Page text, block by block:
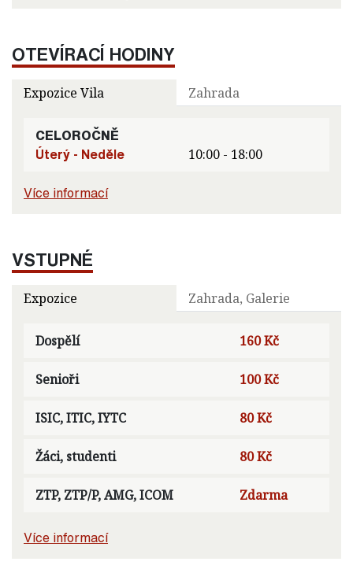
OTEVÍRACÍ HODINY
Expozice Vila Zahrada
CELOROČNĚ
Úterý - Neděle
10:00 - 18:00
Více informací
VSTUPNÉ
Expozice Zahrada, Galerie
Dospělí 160 Kč
Senioři 100 Kč
ISIC, ITIC, IYTC 80 Kč
Žáci, studenti 80 Kč
ZTP, ZTP/P, AMG, ICOM Zdarma
Více informací